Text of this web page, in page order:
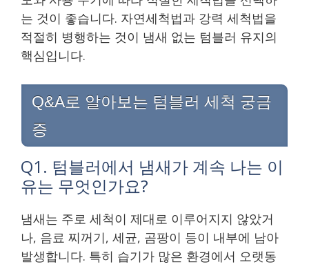
는 것이 좋습니다. 자연세척법과 강력 세척법을
적절히 병행하는 것이 냄새 없는 텀블러 유지의
핵심입니다.
Q&A로 알아보는 텀블러 세척 궁금
증
Q1. 텀블러에서 냄새가 계속 나는 이
유는 무엇인가요?
냄새는 주로 세척이 제대로 이루어지지 않았거
나, 음료 찌꺼기, 세균, 곰팡이 등이 내부에 남아
발생합니다. 특히 습기가 많은 환경에서 오랫동